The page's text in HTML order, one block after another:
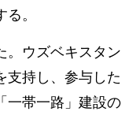
。
。ウズベキスタン
支持し、参与した
一帯一路」建設の